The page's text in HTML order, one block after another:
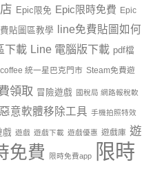
Epic限免 Epic限時免費 Epic
費貼圖區教學
line免費貼圖如何
下載 Line 電腦版下載 pdf檔
統一星巴克門市 Steam免費遊
領取 冒險遊戲 國稅局 網路報稅軟
惡意軟體移除工具 手機拍照特效
戲 遊戲 遊戲下載 遊戲優惠 遊戲庫 遊
免費 限時免費app
限時